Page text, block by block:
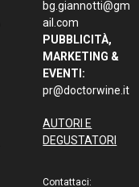
bg.giannotti@gm
ail.com
PUBBLICITÀ,
MARKETING &
EVENTI:
pr@doctorwine.it
AUTORI E
DEGUSTATORI
Contattaci: